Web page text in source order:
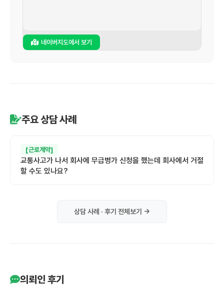
네이버지도에서 보기
주요 상담 사례
[근로계약]
교통사고가 나서 회사에 무급병가 신청을 했는데 회사에서 거절
할 수도 있나요?
상담 사례 · 후기 전체보기 →
의뢰인 후기